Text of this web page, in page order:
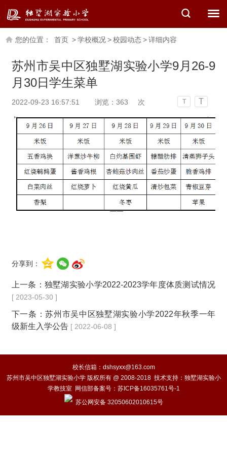
您的位置： 首页 >学校概况>校园动态>详细内容
苏州市吴中区独墅湖实验小学9月26-9
月30日学生菜单
2022-09-23 16:57:51 浏览： 363 次 T T
分享到：
上一条： 独墅湖实验小学2022-2023学年度体质测试情况
[ 2023-05-30 ]
下一条：苏州市吴中区独墅湖实验小学2022年秋季一年
级新生入学公告 [ 2022-06-08 ]
校长信箱：dshsyxx@163.com
苏州市吴中区独墅湖实验小学 版权所有 @ 2008-2018 技术支持：独墅湖实验小
学教技室 网信部备案号： 苏ICP备16035761号-1
苏公网安备 32050602010615号